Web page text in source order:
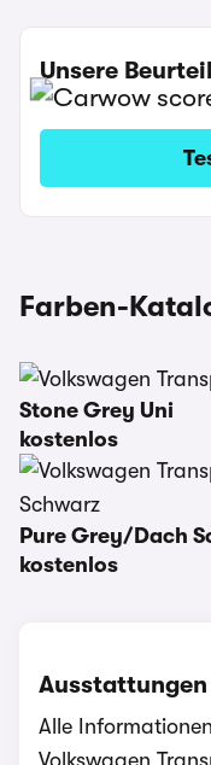
Unsere
Farben-
Stone Grey Uni
kostenlos
Pure Grey/Dach
kostenlos
Ausstattungen
Alle
Volkswagen